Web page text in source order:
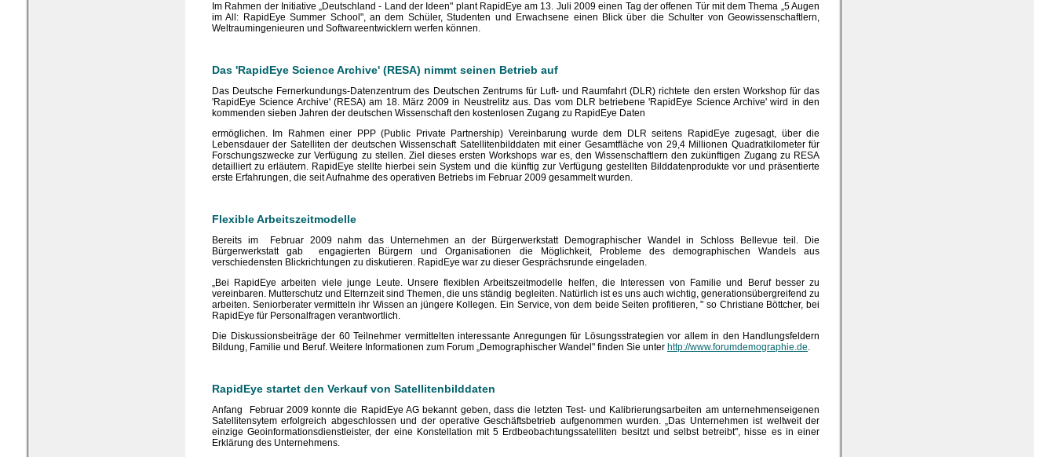
Im Rahmen der Initiative „Deutschland - Land der Ideen" plant RapidEye am 13. Juli 2009 einen Tag der offenen Tür mit dem Thema „5 Augen
im All: RapidEye Summer School", an dem Schüler, Studenten und Erwachsene einen Blick über die Schulter von Geowissenschaftlern,
Weltraumingenieuren und Softwareentwicklern werfen können.
Das 'RapidEye Science Archive' (RESA) nimmt seinen Betrieb auf
Das Deutsche Fernerkundungs-Datenzentrum des Deutschen Zentrums für Luft- und Raumfahrt (DLR) richtete den ersten Workshop für das
'RapidEye Science Archive' (RESA) am 18. März 2009 in Neustrelitz aus. Das vom DLR betriebene 'RapidEye Science Archive' wird in den
kommenden sieben Jahren der deutschen Wissenschaft den kostenlosen Zugang zu RapidEye Daten
ermöglichen. Im Rahmen einer PPP (Public Private Partnership) Vereinbarung wurde dem DLR seitens RapidEye zugesagt, über die
Lebensdauer der Satelliten der deutschen Wissenschaft Satellitenbilddaten mit einer Gesamtfläche von 29,4 Millionen Quadratkilometer für
Forschungszwecke zur Verfügung zu stellen. Ziel dieses ersten Workshops war es, den Wissenschaftlern den zukünftigen Zugang zu RESA
detailliert zu erläutern. RapidEye stellte hierbei sein System und die künftig zur Verfügung gestellten Bilddatenprodukte vor und präsentierte
erste Erfahrungen, die seit Aufnahme des operativen Betriebs im Februar 2009 gesammelt wurden.
Flexible Arbeitszeitmodelle
Bereits im Februar 2009 nahm das Unternehmen an der Bürgerwerkstatt Demographischer Wandel in Schloss Bellevue teil. Die
Bürgerwerkstatt gab engagierten Bürgern und Organisationen die Möglichkeit, Probleme des demographischen Wandels aus
verschiedensten Blickrichtungen zu diskutieren. RapidEye war zu dieser Gesprächsrunde eingeladen.
„Bei RapidEye arbeiten viele junge Leute. Unsere flexiblen Arbeitszeitmodelle helfen, die Interessen von Familie und Beruf besser zu
vereinbaren. Mutterschutz und Elternzeit sind Themen, die uns ständig begleiten. Natürlich ist es uns auch wichtig, generationsübergreifend zu
arbeiten. Seniorberater vermitteln ihr Wissen an jüngere Kollegen. Ein Service, von dem beide Seiten profitieren, " so Christiane Böttcher, bei
RapidEye für Personalfragen verantwortlich.
Die Diskussionsbeiträge der 60 Teilnehmer vermittelten interessante Anregungen für Lösungsstrategien vor allem in den Handlungsfeldern
Bildung, Familie und Beruf. Weitere Informationen zum Forum „Demographischer Wandel" finden Sie unter http://www.forumdemographie.de.
RapidEye startet den Verkauf von Satellitenbilddaten
Anfang Februar 2009 konnte die RapidEye AG bekannt geben, dass die letzten Test- und Kalibrierungsarbeiten am unternehmenseigenen
Satellitensytem erfolgreich abgeschlossen und der operative Geschäftsbetrieb aufgenommen wurden. „Das Unternehmen ist weltweit der
einzige Geoinformationsdienstleister, der eine Konstellation mit 5 Erdbeobachtungssatelliten besitzt und selbst betreibt", hisse es in einer
Erklärung des Unternehmens.